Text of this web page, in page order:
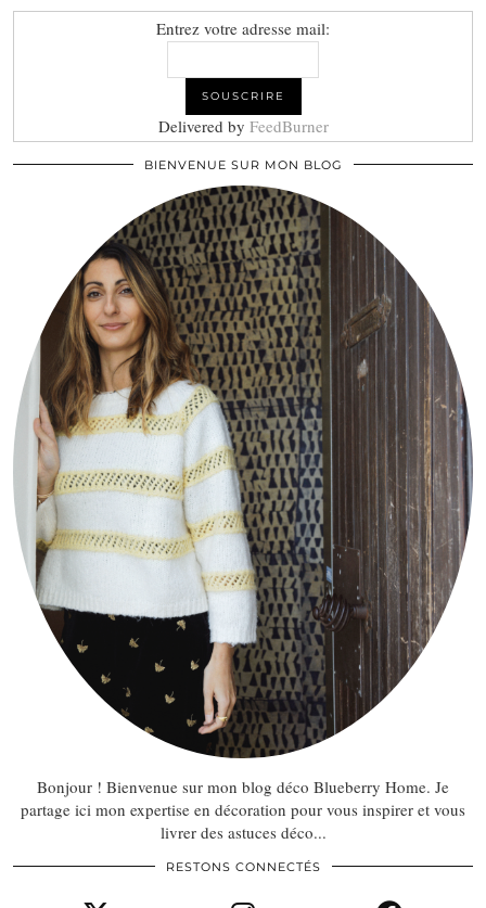
Entrez votre adresse mail:
Delivered by FeedBurner
BIENVENUE SUR MON BLOG
Bonjour ! Bienvenue sur mon blog déco Blueberry Home. Je
partage ici mon expertise en décoration pour vous inspirer et vous
livrer des astuces déco...
RESTONS CONNECTÉS